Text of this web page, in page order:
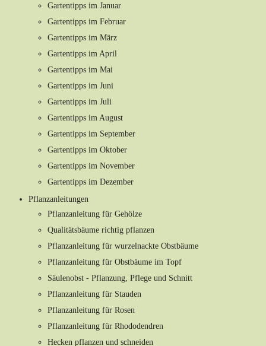
Gartentipps im Januar
Gartentipps im Februar
Gartentipps im März
Gartentipps im April
Gartentipps im Mai
Gartentipps im Juni
Gartentipps im Juli
Gartentipps im August
Gartentipps im September
Gartentipps im Oktober
Gartentipps im November
Gartentipps im Dezember
Pflanzanleitungen
Pflanzanleitung für Gehölze
Qualitätsbäume richtig pflanzen
Pflanzanleitung für wurzelnackte Obstbäume
Pflanzanleitung für Obstbäume im Topf
Säulenobst - Pflanzung, Pflege und Schnitt
Pflanzanleitung für Stauden
Pflanzanleitung für Rosen
Pflanzanleitung für Rhododendren
Hecken pflanzen und schneiden